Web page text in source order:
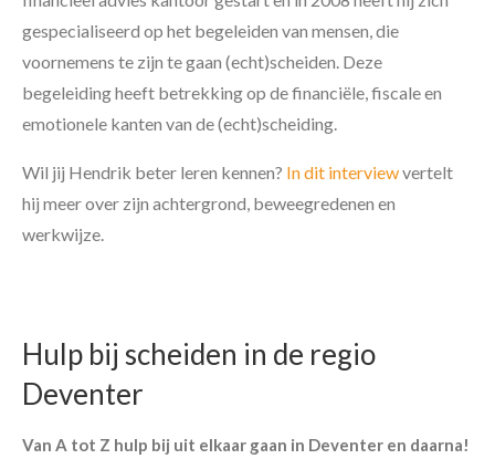
gespecialiseerd op het begeleiden van mensen, die
voornemens te zijn te gaan (echt)scheiden. Deze
begeleiding heeft betrekking op de financiële, fiscale en
emotionele kanten van de (echt)scheiding.
Wil jij Hendrik beter leren kennen? In dit interviewvertelt
hij meer over zijn achtergrond, beweegredenen en
werkwijze.
Hulp bij scheiden in de regio
Deventer
Van A tot Z hulp bij uit elkaar gaan in Deventer en daarna!